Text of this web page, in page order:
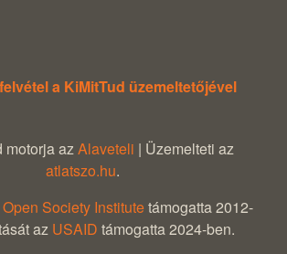
a KiMitTud üzemeltetőjével
motorja azAlaveteli | Üzemelteti az
atlatszo.hu.
Open Society Institutetámogatta 2012-
az USAID támogatta 2024-ben.